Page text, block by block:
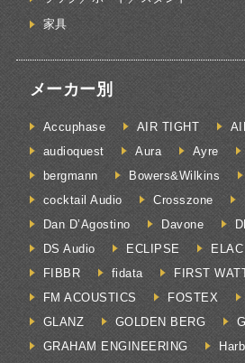
家具
メーカー別
Accuphase AIR TIGHT
audioquest
Aura Ayre
bergmann
Bowers&Wilkins
cocktail Audio
Crosszone
Dan D’Agostino
Davone
DS Audio
ECLIPSE ELAC
FIBBR
fidata
FIRST
FM ACOUSTICS
FOSTEX
GLANZ
GOLDEN BERG
GRAHAM ENGINEERING